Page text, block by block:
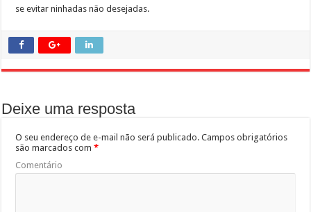
se evitar ninhadas não desejadas.
Deixe uma resposta
O seu endereço de e-mail não será publicado. Campos obrigatórios
são marcados com*
Comentário